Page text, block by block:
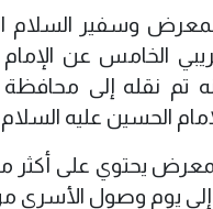
وسفير السلام
الخامس عن
انه تم نقله إلى
الحسين عليه السلام
يوم وصول الأسرى